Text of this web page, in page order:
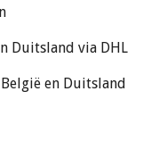
Duitsland via DHL
en Duitsland